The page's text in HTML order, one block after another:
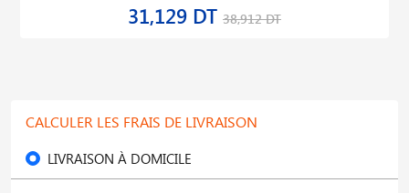
31,129 DT 38,912 DT
CALCULER LES FRAIS DE LIVRAISON
LIVRAISON À DOMICILE